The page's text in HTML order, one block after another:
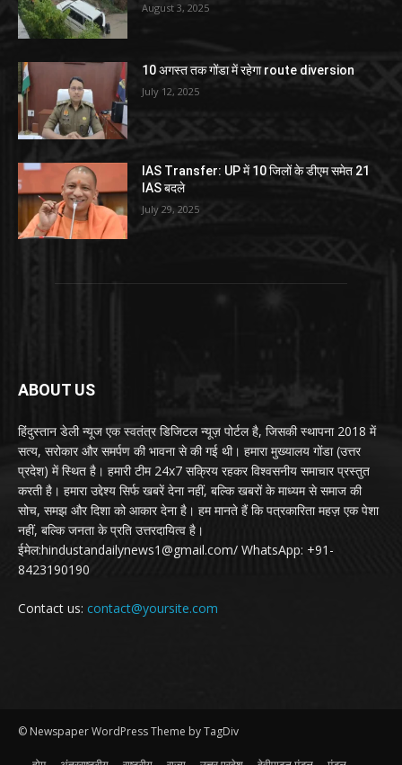
August 3, 2025
10 अगस्त तक गोंडा में रहेगा route diversion
July 12, 2025
IAS Transfer: UP में 10 जिलों के डीएम समेत 21
IAS बदले
July 29, 2025
ABOUT US
हिंदुस्तान डेली न्यूज एक स्वतंत्र डिजिटल न्यूज़ पोर्टल है, जिसकी स्थापना 2018 में
सत्य, सरोकार और समर्पण की भावना से की गई थी। हमारा मुख्यालय गोंडा (उत्तर
प्रदेश) में स्थित है। हमारी टीम 24x7 सक्रिय रहकर विश्वसनीय समाचार प्रस्तुत
करती है। हमारा उद्देश्य सिर्फ खबरें देना नहीं, बल्कि खबरों के माध्यम से समाज की
सोच, समझ और दिशा को आकार देना है। हम मानते हैं कि पत्रकारिता महज़ एक पेशा
नहीं, बल्कि जनता के प्रति उत्तरदायित्व है।
ईमेल:hindustandailynews1@gmail.com/ WhatsApp: +91-
8423190190
Contact us: contact@yoursite.com
© Newspaper WordPress Theme by TagDiv